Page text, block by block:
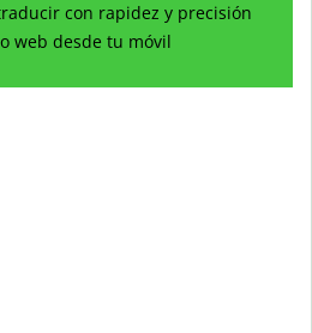
con rapidez y precisión
web desde tu móvil